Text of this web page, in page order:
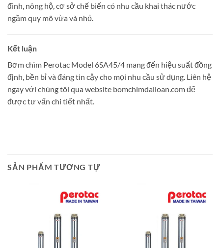
đình, nông hộ, cơ sở chế biến có nhu cầu khai thác nước
ngầm quy mô vừa và nhỏ.
Kết luận
Bơm chìm Perotac Model 6SA45/4 mang đến hiệu suất đồng
định, bền bỉ và đáng tin cậy cho mọi nhu cầu sử dụng. Liên hệ
ngay với chúng tôi qua website bomchimdailoan.com để
được tư vấn chi tiết nhất.
SẢN PHẨM TƯƠNG TỰ